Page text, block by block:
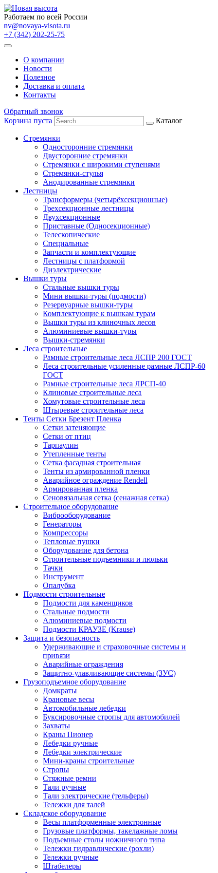
Работаем по всей России
nv@novaya-visota.ru
+7 (342) 202-25-75
О компании
Новости
Полезное
Доставка и оплата
Контакты
Обратный звонок
Корзина пуста
Каталог
Стремянки
Односторонние стремянки
Двусторонние стремянки
Стремянки с широкими ступенями
Стремянки-стулья
Анодированные стремянки
Лестницы
Трансформеры (четырёхсекционные)
Трехсекционные лестницы
Двухсекционные
Приставные (Односекционные)
Телескопические
Специальные
Запчасти и комплектующие
Лестницы с платформой
Диэлектрические
Вышки туры
Стальные вышки туры
Мини вышки-туры (подмости)
Резервуарные вышки-туры
Комплектующие к вышкам турам
Вышки туры из клиночных лесов
Алюминиевые вышки-туры
Вышки-стремянки
Леса строительные
Рамные строительные леса ЛСПР 200 ГОСТ
Леса строительные усиленные рамные ЛСПР-60
ГОСТ
Рамные строительные леса ЛРСП-40
Клиновые строительные леса
Хомутовые строительные леса
Штыревые строительные леса
Тенты Сетки Брезент Пленка
Сетки затеняющие
Сетки от птиц
Тарпаулин
Утепленные тенты
Сетка фасадная строительная
Тенты из армированной пленки
Аварийное ограждение Rendell
Армированная пленка
Сеновязальная сетка (сенажная сетка)
Строительное оборудование
Виброоборудование
Генераторы
Компрессоры
Тепловые пушки
Оборудование для бетона
Строительные подъемники и люльки
Тачки
Инструмент
Опалубка
Подмости строительные
Подмости для каменщиков
Стальные подмости
Алюминиевые подмости
Подмости КРАУЗЕ (Krause)
Защита и безопасность
Удерживающие и страховочные системы и
привязи
Аварийные ограждения
Защитно-улавливающие системы (ЗУС)
Грузоподъемное оборудование
Домкраты
Крановые весы
Автомобильные лебедки
Буксировочные стропы для автомобилей
Захваты
Краны Пионер
Лебедки ручные
Лебедки электрические
Мини-краны строительные
Стропы
Стяжные ремни
Тали ручные
Тали электрические (тельферы)
Тележки для талей
Складское оборудование
Весы платформенные электронные
Грузовые платформы, такелажные ломы
Подъемные столы ножничного типа
Тележки гидравлические (рохли)
Тележки ручные
Штабелеры